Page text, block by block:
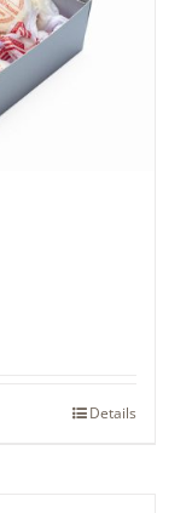
Details